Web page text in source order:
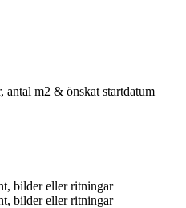
antal m2 & önskat startdatum
bilder eller ritningar
bilder eller ritningar